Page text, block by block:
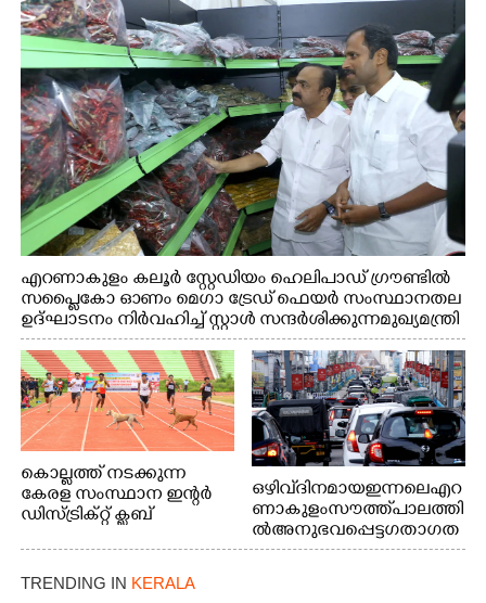
എറണാകുളം കലൂർ സ്റ്റേഡിയം ഹെലിപാഡ് ഗ്രൗണ്ടിൽ
സപ്ളൈകോ ഓണം മെഗാ ട്രേഡ് ഫെയർ സംസ്ഥാനതല
ഉദ്ഘാടനം നിർവഹിച്ച് സ്റ്റാൾ സന്ദർശിക്കുന്ന മുഖ്യമന്ത്രി
വി.ഡി. സതീശൻ. മന്ത്രി അനൂപ് ജേക്കബ് സമീപം
കൊല്ലത്ത് നടക്കുന്ന
കേരള സംസ്ഥാന ഇന്റർ
ഡിസ്ട്രിക്റ്റ് ക്ലബ്
ചാമ്പ്യൻഷിപ്പിൽ അണ്ടർ
20 ആൺകുട്ടികളുടെ 200
ഒഴിവ് ദിനമായ ഇന്നലെ എറ
ണാകുളം സൗത്ത് പാലത്തി
ൽ അനുഭവപ്പെട്ട ഗതാഗത
ക്കുരുക്ക്
TRENDING IN KERALA